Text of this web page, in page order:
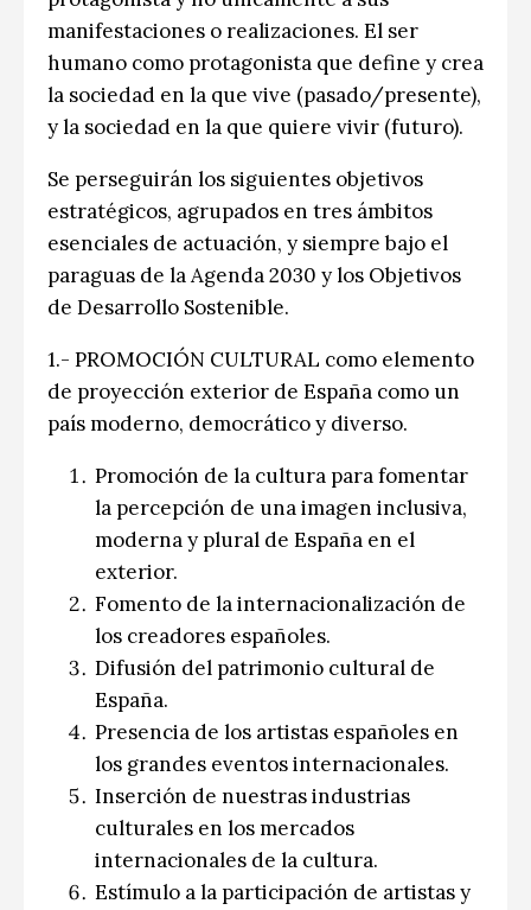
manifestaciones o realizaciones. El ser
humano como protagonista que define y crea
la sociedad en la que vive (pasado/presente),
y la sociedad en la que quiere vivir (futuro).
Se perseguirán los siguientes objetivos
estratégicos, agrupados en tres ámbitos
esenciales de actuación, y siempre bajo el
paraguas de la Agenda 2030 y los Objetivos
de Desarrollo Sostenible.
1.- PROMOCIÓN CULTURAL como elemento
de proyección exterior de España como un
país moderno, democrático y diverso.
Promoción de la cultura para fomentar
la percepción de una imagen inclusiva,
moderna y plural de España en el
exterior.
Fomento de la internacionalización de
los creadores españoles.
Difusión del patrimonio cultural de
España.
Presencia de los artistas españoles en
los grandes eventos internacionales.
Inserción de nuestras industrias
culturales en los mercados
internacionales de la cultura.
Estímulo a la participación de artistas y